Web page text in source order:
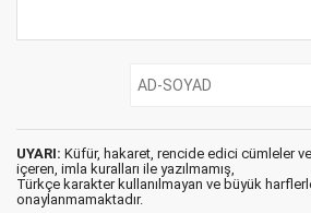
UYARI: Küfür, hakaret, rencide edici cümleler
içeren, imla kuralları ile yazılmamış,
Türkçe karakter kullanılmayan ve büyük
onaylanmamaktadır.